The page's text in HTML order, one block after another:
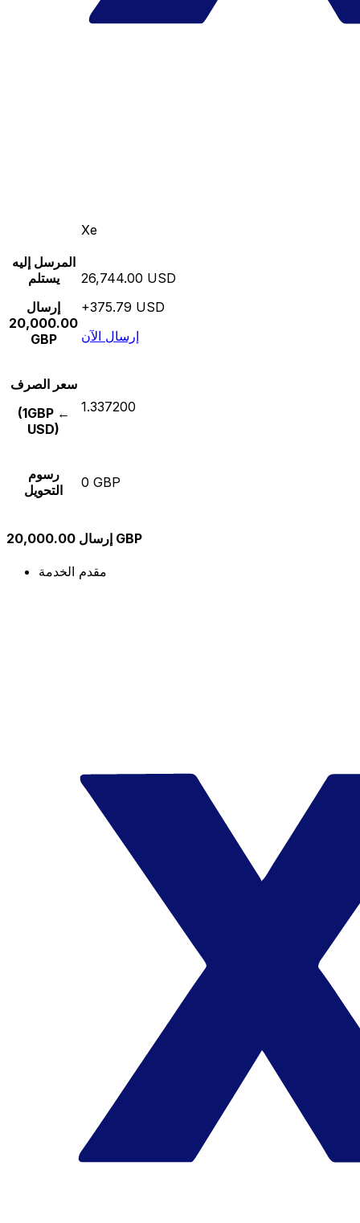
Xe
المرسل إليه
يستلم
إرسال
20,000.00
GBP
26,744.00 USD
+375.79 USD
إرسال الآن
سعر الصرف
(1GBP ←
USD)
1.337200
رسوم
التحويل
0 GBP
إرسال 20,000.00 GBP
مقدم الخدمة